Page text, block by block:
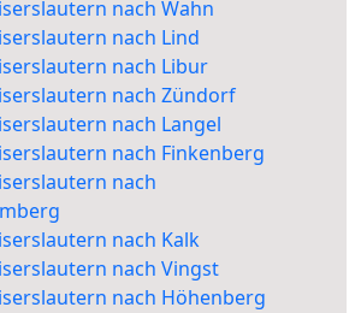
nach Wahn
nach Lind
nach Libur
nach Zündorf
nach Langel
nach Finkenberg
nach
nach Kalk
nach Vingst
nach Höhenberg